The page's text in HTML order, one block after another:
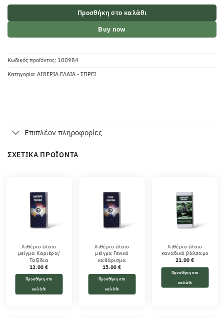
Προσθήκη στο καλάθι
Buy now
Κωδικός προϊόντος: 100984
Κατηγορία: ΑΙΘΕΡΙΑ ΕΛΑΙΑ - ΣΠΡΕΙ
Επιπλέον πληροφορίες
ΣΧΕΤΙΚΆ ΠΡΟΪΌΝΤΑ
Αιθέριο έλαιο
μείγμα Καριέρα/
Ταξίδια
13.00€
Προσθήκη στο
καλάθι
Αιθέριο έλαιο
μείγμα Γενικό
καθάρισμα
15.00€
Προσθήκη στο
καλάθι
Αιθέριο έλαιο
καναδικό βάλσαμο
21.00€
Προσθήκη στο
καλάθι